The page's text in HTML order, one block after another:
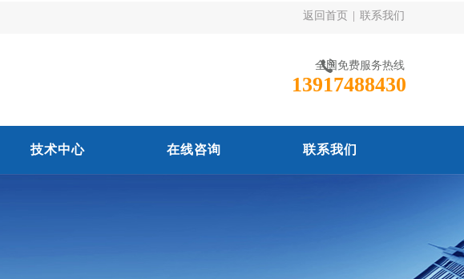
返回首页 联系我们
全国免费服务热线
13917488430
技术中心 在线咨询 联系我们